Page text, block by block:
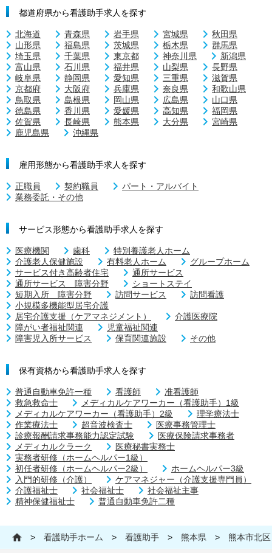
都道府県から看護助手求人を探す
北海道 青森県 岩手県 宮城県
秋田県
山形県
福島県 茨城県 栃木県
群馬県
埼玉県
千葉県 東京都 神奈川県
新潟県
富山県
石川県 福井県 山梨県
長野県
岐阜県
静岡県 愛知県 三重県
滋賀県
京都府
大阪府 兵庫県 奈良県
和歌山県
鳥取県
島根県 岡山県 広島県
山口県
徳島県
香川県 愛媛県 高知県
福岡県
佐賀県
長崎県 熊本県 大分県
宮崎県
鹿児島県
沖縄県
雇用形態から看護助手求人を探す
正職員 契約職員
パート・アルバイト
業務委託・その他
サービス形態から看護助手求人を探す
医療機関 歯科
特別養護老人ホーム
介護老人保健施設
有料老人ホーム
グループホーム
サービス付き高齢者住宅
通所サービス
通所サービス 障害分野
ショートステイ
短期入所 障害分野
訪問サービス
訪問看護
小規模多機能型居宅介護
居宅介護支援（ケアマネジメント）
介護医療院
障がい者福祉関連
児童福祉関連
障害児入所サービス
保育関連施設 その他
保有資格から看護助手求人を探す
普通自動車免許一種 看護師
准看護師
救急救命士
メディカルケアワーカー（看護助手）1級
メディカルケアワーカー（看護助手）2級
理学療法士
作業療法士
超音波検査士
医療事務管理士
診療報酬請求事務能力認定試験
医療保険請求事務者
メディカルクラーク
医療秘書実務士
実務者研修（ホームヘルパー1級）
初任者研修（ホームヘルパー2級）
ホームヘルパー3級
入門的研修（介護）
ケアマネジャー（介護支援専門員）
介護福祉士
社会福祉士
社会福祉主事
精神保健福祉士
普通自動車免許二種
> 看護助手ホーム > 看護助手 > 熊本県 > 熊本市北区